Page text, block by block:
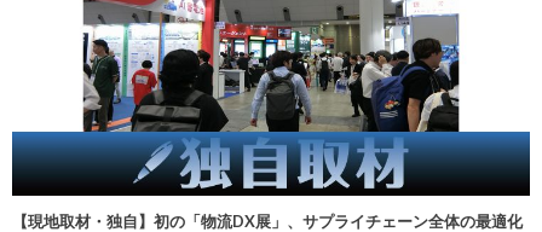
【現地取材・独自】初の「物流DX展」、サプライチェーン全体の最適化